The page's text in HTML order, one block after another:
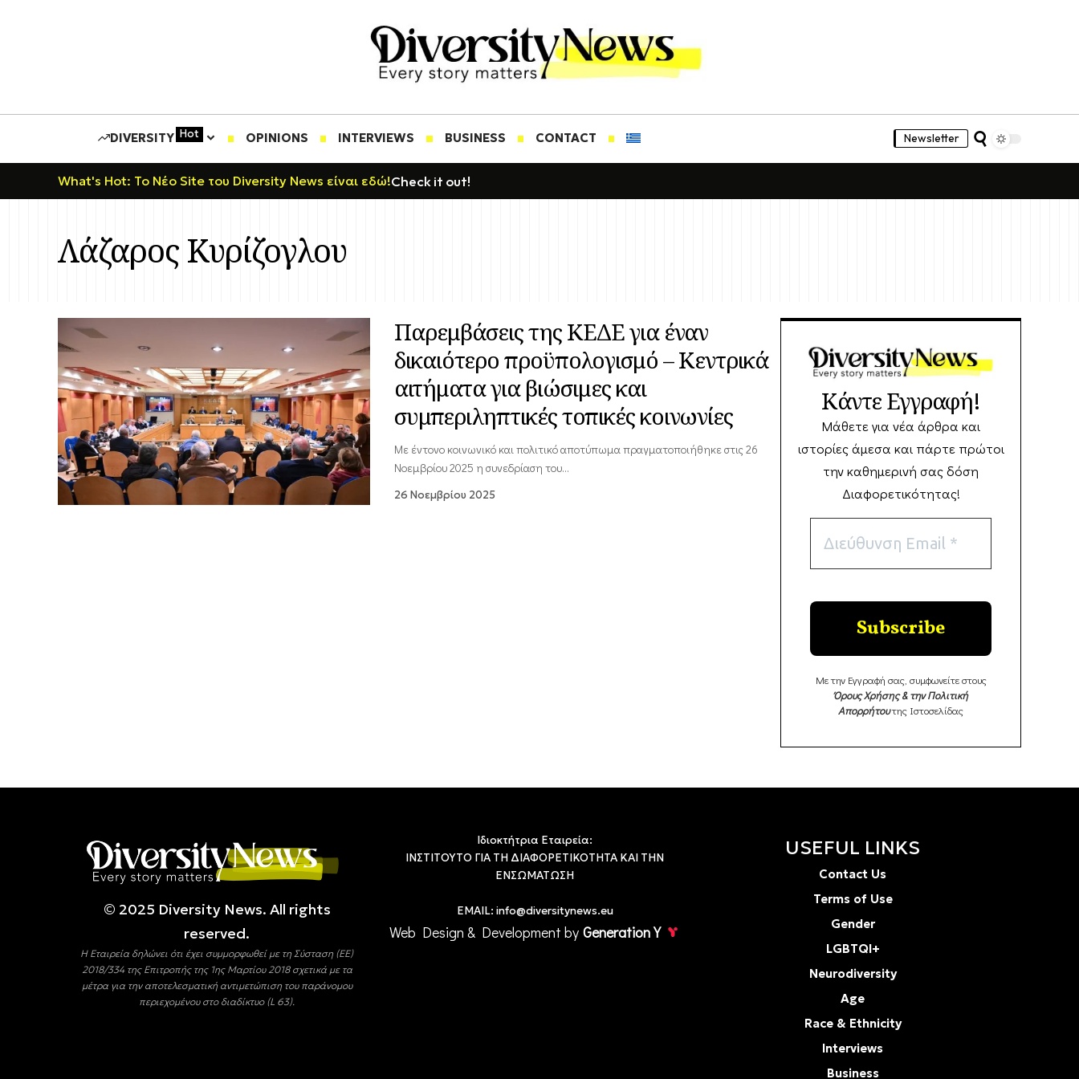
DIVERSITY Hot OPINIONS INTERVIEWS BUSINESS CONTACT Newsletter
What's Hot: Το Νέο Site του Diversity News είναι εδώ!Check it out!
Λάζαρος Κυρίζογλου
Παρεμβάσεις της ΚΕΔΕ για έναν
δικαιότερο προϋπολογισμό – Κεντρικά
αιτήματα για βιώσιμες και
συμπεριληπτικές τοπικές κοινωνίες
Με έντονο κοινωνικό και πολιτικό αποτύπωμα πραγματοποιήθηκε στις 26
Νοεμβρίου 2025 η συνεδρίαση του…
26 Νοεμβρίου 2025
Κάντε Εγγραφή!
Μάθετε για νέα άρθρα και
ιστορίες άμεσα και πάρτε πρώτοι
την καθημερινή σας δόση
Διαφορετικότητας!
Με την Εγγραφή σας, συμφωνείτε στους
Όρους Χρήσης & την Πολιτική
Απορρήτουτης Ιστοσελίδας
© 2025 Diversity Νews. All rights
reserved.
Η Εταιρεία δηλώνει ότι έχει συμμορφωθεί με τη Σύσταση (ΕΕ)
2018/334 της Επιτροπής της 1ης Μαρτίου 2018 σχετικά με τα
μέτρα για την αποτελεσματική αντιμετώπιση του παράνομου
περιεχομένου στο διαδίκτυο (L 63).
Ιδιοκτήτρια Εταιρεία:
ΙΝΣΤΙΤΟΥΤΟ ΓΙΑ ΤΗ ΔΙΑΦΟΡΕΤΙΚΟΤΗΤΑ ΚΑΙ ΤΗΝ
ΕΝΣΩΜΑΤΩΣΗ
EMAIL: info@diversitynews.eu
Web Design & Development by Generation Y
USEFUL LINKS
Contact Us
Terms of Use
Gender
LGBTQI+
Neurodiversity
Age
Race & Ethnicity
Interviews
Business